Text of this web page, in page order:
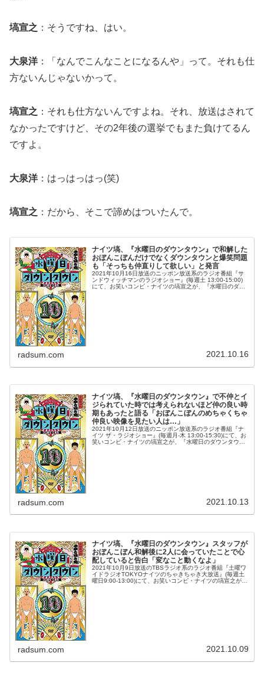
塙宣之 ：そうですね、はい。
大泉洋：「なんでこんなことになるんや」って。それも仕
方ないんじゃないかって。
塙宣之 ：それも仕方ないんですよね。それ、放送はされて
なかったですけど、その2年後の選挙でもまた負けてるん
ですよ。
大泉洋：はっはっはっ(笑)
塙宣之 ：だから、そこで諦めはついたんで。
ナイツ塙、『水曜日のダウンタウン』で和解した
おぼんこぼんだけでなくダウンタウンと爆笑問題
も「そっちも仲直りして欲しい」と発言
2021年10月16日放送のニッポン放送系のラジオ番組『サ
ンドウィッチマンのラジオショー』(毎週土 13:00-15:00)
にて、お笑いコンビ・ナイツの塙宣之が、『水曜日のダウ
radsum.com 2021.10.16
ナイツ塙、『水曜日のダウンタウン』で不仲とイ
ジられていた時では考えられないほど仲の良い時
期もあったと語る「おぼんこぼんのめちゃくちゃ
仲良い映像を見たい人は…」
2021年10月12日放送のニッポン放送系のラジオ番組『ナ
イツ ザ・ラジオショー』(毎週月-木 13:00-15:30)にて、お
笑いコンビ・ナイツの塙宣之が、『水曜日のダウンタウ
radsum.com 2021.10.13
ナイツ塙、『水曜日のダウンタウン』スタッフが
おぼんこぼん和解後に2人に会っていたことで心
配していると告白「変なこと動くなよ」
2021年10月9日放送のTBSラジオ系のラジオ番組『土曜ワ
イドラジオTOKYOナイツのちゃきちゃき大放送』(毎週土
曜日9:00-13:00)にて、お笑いコンビ・ナイツの塙宣之が、
radsum.com 2021.10.09